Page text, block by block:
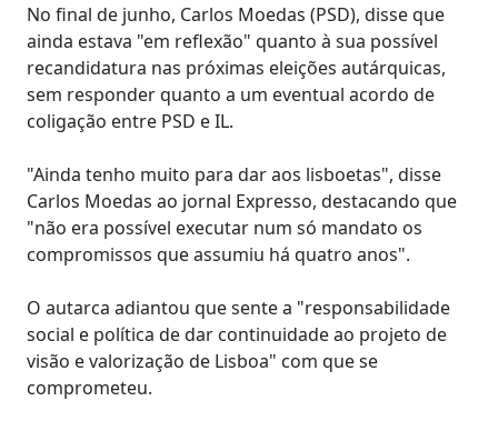
No final de junho, Carlos Moedas (PSD), disse que
ainda estava "em reflexão" quanto à sua possível
recandidatura nas próximas eleições autárquicas,
sem responder quanto a um eventual acordo de
coligação entre PSD e IL.
"Ainda tenho muito para dar aos lisboetas", disse
Carlos Moedas ao jornal Expresso, destacando que
"não era possível executar num só mandato os
compromissos que assumiu há quatro anos".
O autarca adiantou que sente a "responsabilidade
social e política de dar continuidade ao projeto de
visão e valorização de Lisboa" com que se
comprometeu.